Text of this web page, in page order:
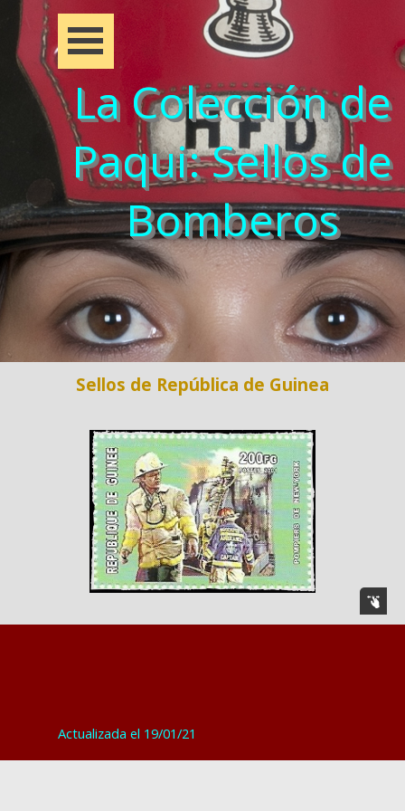
La Colección de
Paqui: Sellos de
Bomberos
Sellos de República de Guinea
Actualizada el 19/01/21